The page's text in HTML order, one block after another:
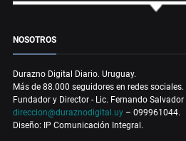
NOSOTROS
Durazno Digital Diario. Uruguay.
Más de 88.000 seguidores en redes sociales.
Fundador y Director - Lic. Fernando
direccion@duraznodigital.uy – 099961044.
Diseño: IP Comunicación Integral.